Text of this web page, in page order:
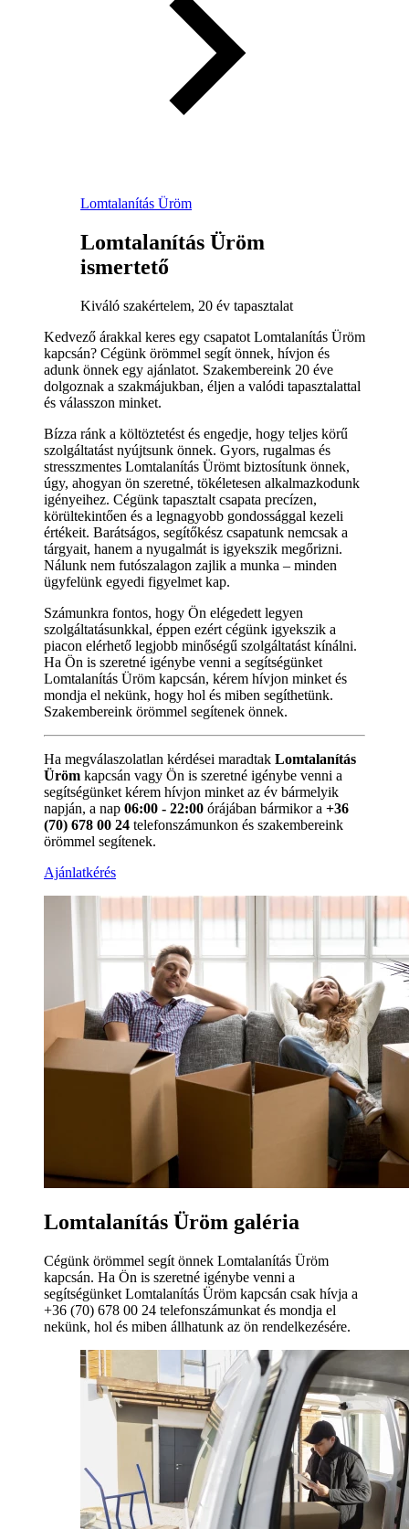
Lomtalanítás Üröm
Lomtalanítás Üröm
ismertető
Kiváló szakértelem, 20 év tapasztalat
Kedvező árakkal keres egy csapatot Lomtalanítás Üröm
kapcsán? Cégünk örömmel segít önnek, hívjon és
adunk önnek egy ajánlatot. Szakembereink 20 éve
dolgoznak a szakmájukban, éljen a valódi tapasztalattal
és válasszon minket.
Bízza ránk a költöztetést és engedje, hogy teljes körű
szolgáltatást nyújtsunk önnek. Gyors, rugalmas és
stresszmentes Lomtalanítás Ürömt biztosítunk önnek,
úgy, ahogyan ön szeretné, tökéletesen alkalmazkodunk
igényeihez. Cégünk tapasztalt csapata precízen,
körültekintően és a legnagyobb gondossággal kezeli
értékeit. Barátságos, segítőkész csapatunk nemcsak a
tárgyait, hanem a nyugalmát is igyekszik megőrizni.
Nálunk nem futószalagon zajlik a munka – minden
ügyfelünk egyedi figyelmet kap.
Számunkra fontos, hogy Ön elégedett legyen
szolgáltatásunkkal, éppen ezért cégünk igyekszik a
piacon elérhető legjobb minőségű szolgáltatást kínálni.
Ha Ön is szeretné igénybe venni a segítségünket
Lomtalanítás Üröm kapcsán, kérem hívjon minket és
mondja el nekünk, hogy hol és miben segíthetünk.
Szakembereink örömmel segítenek önnek.
Ha megválaszolatlan kérdései maradtak Lomtalanítás
Üröm kapcsán vagy Ön is szeretné igénybe venni a
segítségünket kérem hívjon minket az év bármelyik
napján, a nap 06:00 - 22:00 órájában bármikor a +36
(70) 678 00 24 telefonszámunkon és szakembereink
örömmel segítenek.
Ajánlatkérés
Lomtalanítás Üröm galéria
Cégünk örömmel segít önnek Lomtalanítás Üröm
kapcsán. Ha Ön is szeretné igénybe venni a
segítségünket Lomtalanítás Üröm kapcsán csak hívja a
+36 (70) 678 00 24 telefonszámunkat és mondja el
nekünk, hol és miben állhatunk az ön rendelkezésére.